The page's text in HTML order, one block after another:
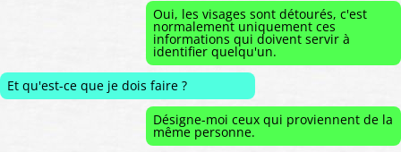
Oui, les visages sont détourés, c'est
normalement uniquement ces
informations qui doivent servir à
identifier quelqu'un.
Et qu'est-ce que je dois faire ?
Désigne-moi ceux qui proviennent de la
même personne.